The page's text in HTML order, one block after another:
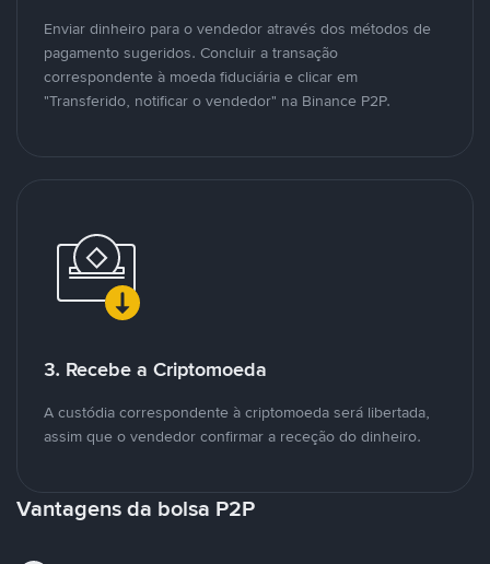
Enviar dinheiro para o vendedor através dos métodos de
pagamento sugeridos. Concluir a transação
correspondente à moeda fiduciária e clicar em
"Transferido, notificar o vendedor" na Binance P2P.
3. Recebe a Criptomoeda
A custódia correspondente à criptomoeda será libertada,
assim que o vendedor confirmar a receção do dinheiro.
Vantagens da bolsa P2P